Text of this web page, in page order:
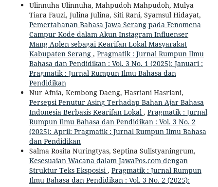
Ulinnuha Ulinnuha, Mahpudoh Mahpudoh, Mulya
Tiara Fauzi, Julina Julina, Siti Rani, Syamsul Hidayat,
Pemertahanan Bahasa Jawa Serang pada Fenomena
Campur Kode dalam Akun Instagram Influenser
Mang Aplen sebagai Kearifan Lokal Masyarakat
Kabupaten Serang , Pragmatik : Jurnal Rumpun Ilmu
Bahasa dan Pendidikan : Vol. 3 No. 1 (2025): Januari :
Pragmatik : Jurnal Rumpun Ilmu Bahasa dan
Pendidikan
Nur Afnia, Kembong Daeng, Hasriani Hasriani,
Persepsi Penutur Asing Terhadap Bahan Ajar Bahasa
Indonesia Berbasis Kearifan Lokal , Pragmatik : Jurnal
Rumpun Ilmu Bahasa dan Pendidikan : Vol. 3 No. 2
(2025): April: Pragmatik : Jurnal Rumpun Ilmu Bahasa
dan Pendidikan
Salma Rosita Nuringtyas, Septina Sulistyaningrum,
Kesesuaian Wacana dalam JawaPos.com dengan
Struktur Teks Eksposisi, Pragmatik : Jurnal Rumpun
Ilmu Bahasa dan Pendidikan : Vol. 3 No. 2 (2025):